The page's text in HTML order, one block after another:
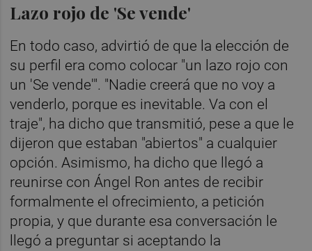
Lazo rojo de 'Se vende'
En todo caso, advirtió de que la elección de
su perfil era como colocar "un lazo rojo con
un 'Se vende'". "Nadie creerá que no voy a
venderlo, porque es inevitable. Va con el
traje", ha dicho que transmitió, pese a que le
dijeron que estaban "abiertos" a cualquier
opción. Asimismo, ha dicho que llegó a
reunirse con Ángel Ron antes de recibir
formalmente el ofrecimiento, a petición
propia, y que durante esa conversación le
llegó a preguntar si aceptando la